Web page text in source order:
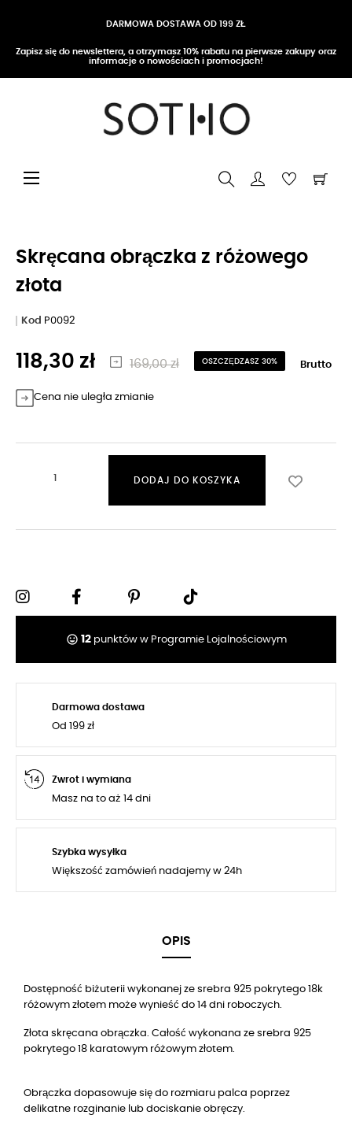
DARMOWA DOSTAWA OD 199 ZŁ
Zapisz się do newslettera, a otrzymasz 10% rabatu na pierwsze zakupy oraz
informacje o nowościach i promocjach!
Przełącz nawigację
☰
Skręcana obrączka z różowego
złota
Kod P0092
118,30 zł 169,00 zł OSZCZĘDZASZ 30% Brutto
Cena nie uległa zmianie
DODAJ DO KOSZYKA
tag_faces 12punktów w Programie Lojalnościowym
Darmowa dostawa
Od 199 zł
Zwrot i wymiana
Masz na to aż 14 dni
Szybka wysyłka
Większość zamówień nadajemy w 24h
OPIS
Dostępność biżuterii wykonanej ze srebra 925 pokrytego 18k
różowym złotem może wynieść do 14 dni roboczych.
Złota skręcana obrączka. Całość wykonana ze srebra 925
pokrytego 18 karatowym różowym złotem.
Obrączka dopasowuje się do rozmiaru palca poprzez
delikatne rozginanie lub dociskanie obręczy.